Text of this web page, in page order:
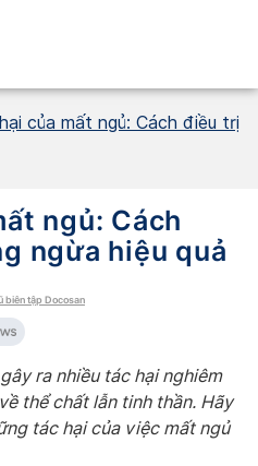
của mất ngủ: Cách điều trị
ngủ: Cách
ngừa hiệu quả
biên tập Docosan
ra nhiều tác hại nghiêm
thể chất lẫn tinh thần. Hãy
tác hại của việc mất ngủ